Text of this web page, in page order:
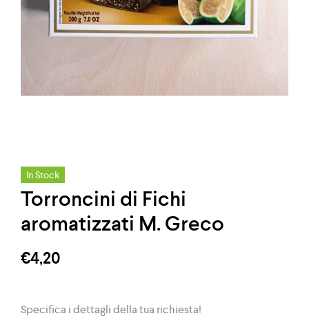
In Stock
Torroncini di Fichi
aromatizzati M. Greco
€4,20
Specifica i dettagli della tua richiesta!